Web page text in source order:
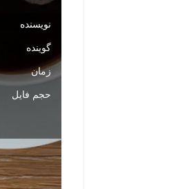
نویسنده
گوینده
زمان
حجم فایل
مشاهده و خرید